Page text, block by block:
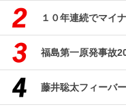
藤井聡太フィーバ